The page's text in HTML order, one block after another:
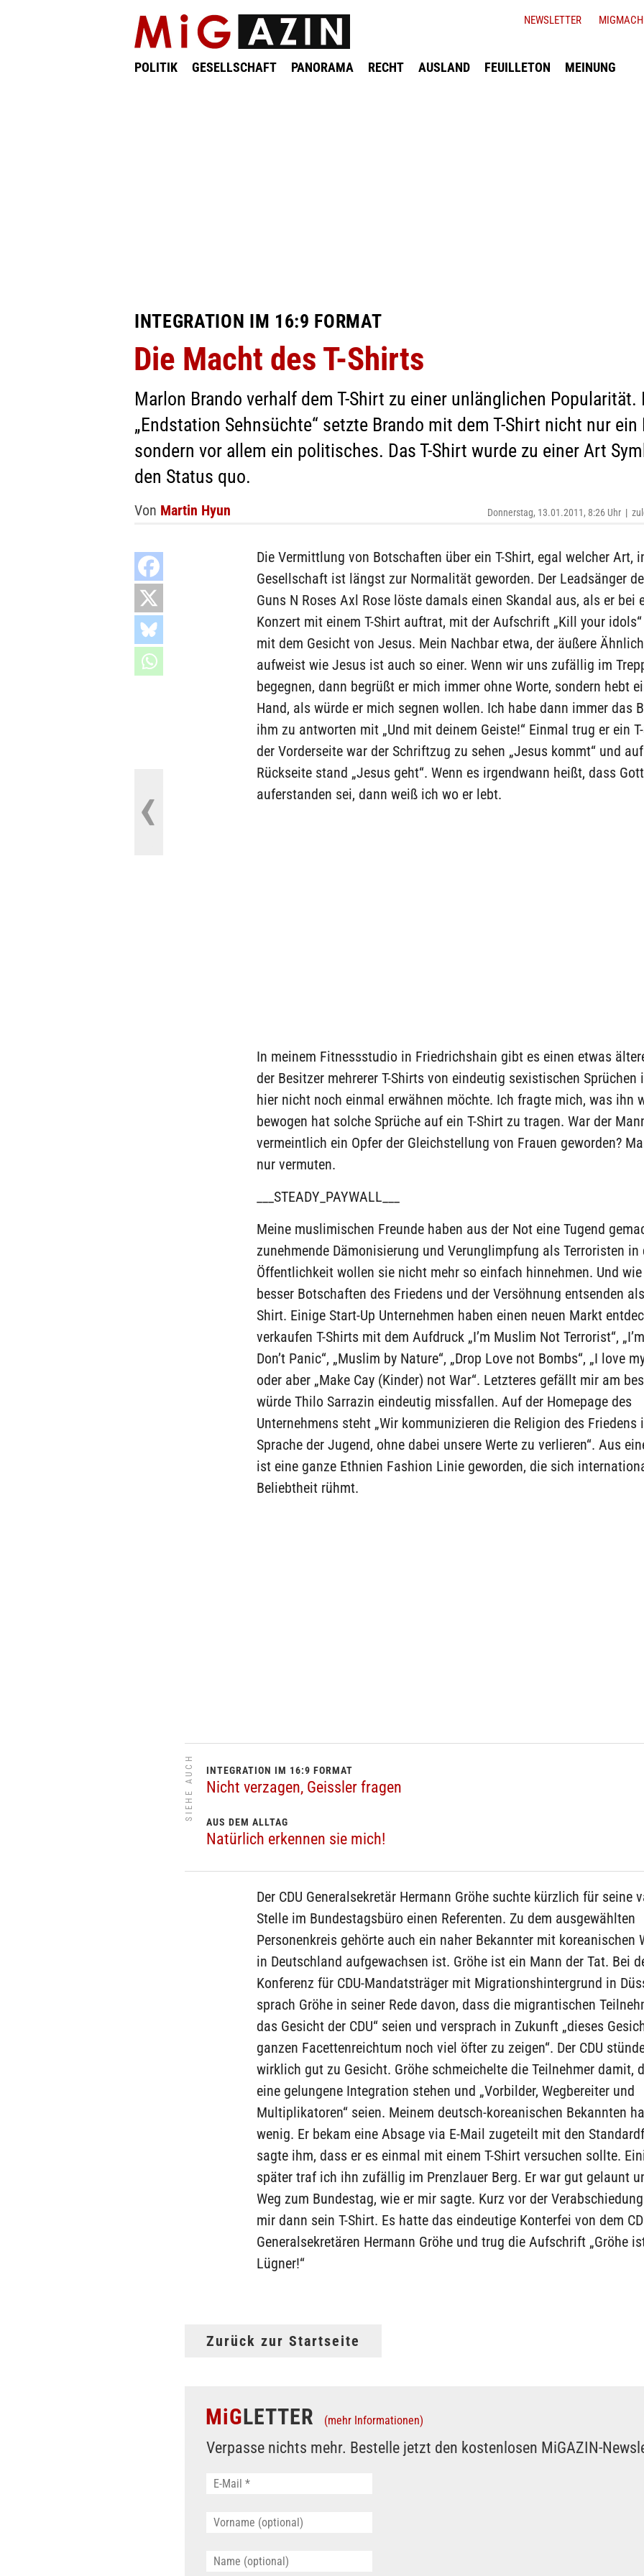
POLITIK GESELLSCHAFT PANORAMA RECHT AUSLAND FEUILLETON MEINUNG
NEWSLETTER
INTEGRATION IM 16:9 FORMAT
Die Macht des T-Shirts
Marlon Brando verhalf dem T-Shirt zu einer unlänglichen Popularität.
„Endstation Sehnsüchte“ setzte Brando mit dem T-Shirt nicht nur
sondern vor allem ein politisches. Das T-Shirt wurde zu einer Art
den Status quo.
Von Martin Hyun Donnerstag, 13.01.2011, 8:26 Uhr |
Die Vermittlung von Botschaften über ein T-Shirt, egal welcher Art,
Gesellschaft ist längst zur Normalität geworden. Der Leadsänger
Guns N Roses Axl Rose löste damals einen Skandal aus, als er bei
Konzert mit einem T-Shirt auftrat, mit der Aufschrift „Kill your
mit dem Gesicht von Jesus. Mein Nachbar etwa, der äußere
aufweist wie Jesus ist auch so einer. Wenn wir uns zufällig im
begegnen, dann begrüßt er mich immer ohne Worte, sondern hebt
Hand, als würde er mich segnen wollen. Ich habe dann immer das
ihm zu antworten mit „Und mit deinem Geiste!“ Einmal trug er ein
der Vorderseite war der Schriftzug zu sehen „Jesus kommt“ und
Rückseite stand „Jesus geht“. Wenn es irgendwann heißt, dass Gott
auferstanden sei, dann weiß ich wo er lebt.
In meinem Fitnessstudio in Friedrichshain gibt es einen etwas
der Besitzer mehrerer T-Shirts von eindeutig sexistischen Sprüchen
hier nicht noch einmal erwähnen möchte. Ich fragte mich, was ihn
bewogen hat solche Sprüche auf ein T-Shirt zu tragen. War der
vermeintlich ein Opfer der Gleichstellung von Frauen geworden?
nur vermuten.
___STEADY_PAYWALL___
Meine muslimischen Freunde haben aus der Not eine Tugend
zunehmende Dämonisierung und Verunglimpfung als Terroristen in
Öffentlichkeit wollen sie nicht mehr so einfach hinnehmen. Und
besser Botschaften des Friedens und der Versöhnung entsenden
Shirt. Einige Start-Up Unternehmen haben einen neuen Markt
verkaufen T-Shirts mit dem Aufdruck „I’m Muslim Not Terrorist“,
Don’t Panic“, „Muslim by Nature“, „Drop Love not Bombs“, „I love
oder aber „Make Cay (Kinder) not War“. Letzteres gefällt mir am
würde Thilo Sarrazin eindeutig missfallen. Auf der Homepage des
Unternehmens steht „Wir kommunizieren die Religion des Friedens
Sprache der Jugend, ohne dabei unsere Werte zu verlieren“. Aus
ist eine ganze Ethnien Fashion Linie geworden, die sich
Beliebtheit rühmt.
SIEHE AUCH INTEGRATION IM 16:9 FORMAT
Nicht verzagen, Geissler fragen
AUS DEM ALLTAG
Natürlich erkennen sie mich!
Der CDU Generalsekretär Hermann Gröhe suchte kürzlich für seine
Stelle im Bundestagsbüro einen Referenten. Zu dem ausgewählten
Personenkreis gehörte auch ein naher Bekannter mit koreanischen
in Deutschland aufgewachsen ist. Gröhe ist ein Mann der Tat. Bei
Konferenz für CDU-Mandatsträger mit Migrationshintergrund in
sprach Gröhe in seiner Rede davon, dass die migrantischen
das Gesicht der CDU“ seien und versprach in Zukunft „dieses
ganzen Facettenreichtum noch viel öfter zu zeigen“. Der CDU
wirklich gut zu Gesicht. Gröhe schmeichelte die Teilnehmer damit,
eine gelungene Integration stehen und „Vorbilder, Wegbereiter und
Multiplikatoren“ seien. Meinem deutsch-koreanischen Bekannten
wenig. Er bekam eine Absage via E-Mail zugeteilt mit den
sagte ihm, dass er es einmal mit einem T-Shirt versuchen sollte.
später traf ich ihn zufällig im Prenzlauer Berg. Er war gut gelaunt
Weg zum Bundestag, wie er mir sagte. Kurz vor der
mir dann sein T-Shirt. Es hatte das eindeutige Konterfei von dem
Generalsekretären Hermann Gröhe und trug die Aufschrift „Gröhe
Lügner!“
Zurück zur Startseite
MiGLETTER (mehr Informationen)
Verpasse nichts mehr. Bestelle jetzt den kostenlosen MiGAZIN-